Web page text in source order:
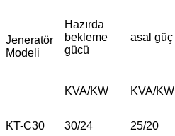
Jeneratör
Modeli
Hazırda
bekleme
gücü
asal güç
KVA/KW
KVA/KW
KT-C30 30/24 25/20